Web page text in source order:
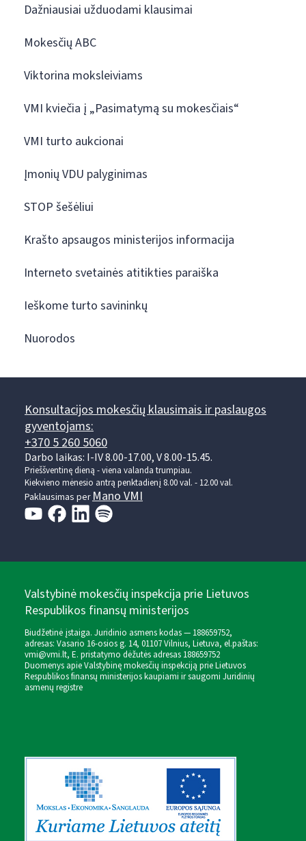
Dažniausiai užduodami klausimai
Mokesčių ABC
Viktorina moksleiviams
VMI kviečia į „Pasimatymą su mokesčiais“
VMI turto aukcionai
Įmonių VDU palyginimas
STOP šešėliui
Krašto apsaugos ministerijos informacija
Interneto svetainės atitikties paraiška
Ieškome turto savininkų
Nuorodos
Konsultacijos mokesčių klausimais ir paslaugos
gyventojams:
+370 5 260 5060
Darbo laikas: I-IV 8.00-17.00, V 8.00-15.45.
Prieššventinę dieną - viena valanda trumpiau.
Kiekvieno mėnesio antrą penktadienį 8.00 val. - 12.00 val.
Paklausimas per Mano VMI
Valstybinė mokesčių inspekcija prie Lietuvos
Respublikos finansų ministerijos
Biudžetinė įstaiga. Juridinio asmens kodas — 188659752,
adresas: Vasario 16-osios g. 14, 01107 Vilnius, Lietuva, el.paštas:
vmi@vmi.lt, E. pristatymo dėžutės adresas 188659752
Duomenys apie Valstybinę mokesčių inspekciją prie Lietuvos
Respublikos finansų ministerijos kaupiami ir saugomi Juridinių
asmenų registre